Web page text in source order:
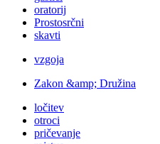
oratorij
Prostosrčni
skavti
vzgoja
Zakon &amp; Družina
ločitev
otroci
pričevanje